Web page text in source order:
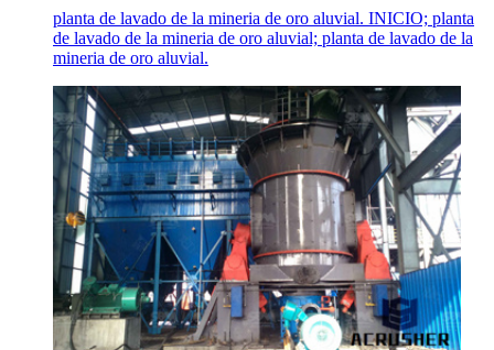
planta de lavado de la mineria de oro aluvial. INICIO; planta
de lavado de la mineria de oro aluvial; planta de lavado de la
mineria de oro aluvial.